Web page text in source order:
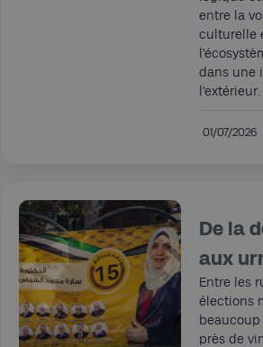
entre la
culturelle
dans une
l’extérieur.
01/07/2026
De la
aux
Entre les
élections
près de